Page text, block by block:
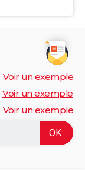
Voir un exemple
Voir un exemple
Voir un exemple